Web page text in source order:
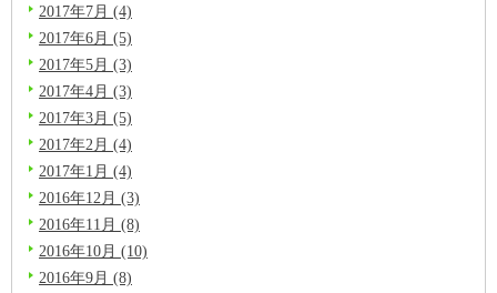
2017年7月 (4)
2017年6月 (5)
2017年5月 (3)
2017年4月 (3)
2017年3月 (5)
2017年2月 (4)
2017年1月 (4)
2016年12月 (3)
2016年11月 (8)
2016年10月 (10)
2016年9月 (8)